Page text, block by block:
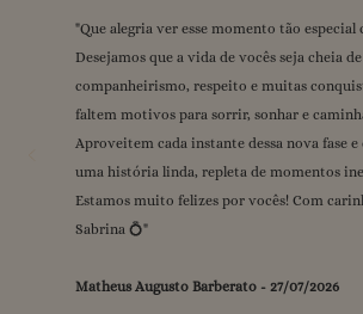
"Que alegria ver esse momento tão especial
Desejamos que a vida de vocês seja cheia
companheirismo, respeito e muitas
faltem motivos para sorrir, sonhar e
Aproveitem cada instante dessa nova fase
uma história linda, repleta de momentos
Estamos muito felizes por vocês! Com
Sabrina 💍"
Matheus Augusto Barberato - 27/07/2026
"Deus abençoe demais essa união! Amamos
estaremos sempre aqui apoiando vocês!
grande dia ❤️💍 Com carinho, Gabi & Raul"
Gabrielle Brito Rousseau- 25/07/2026
"Desejamos mta felicidade, que Deus proteja
mtoooo vcssss"
Gilmara Carmo-25/07/2026
"Amamos tanto vocês!! 🩷🩷🩷 Que essa fase
momentos especiais. Estamos muito felizes
mal podemos esperar para viver esse dia
juntos! Vi e Ma."
Vitória Mão Cheia-24/07/2026
"Que Deus te abençoe grandiosamente nessa
sua vida beijos com carinho da nossa
❤️"
Neureci Alves de Araújo-24/07/2026